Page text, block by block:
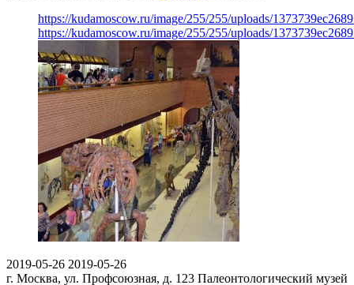
https://kudamoscow.ru/image/255/255/uploads/
https://kudamoscow.ru/image/255/255/uploads/
2019-05-26 2019-05-26
г. Москва, ул. Профсоюзная, д. 123 Палеонтологический музей